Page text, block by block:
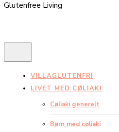
Glutenfree Living
VILLAGLUTENFRI
LIVET MED CØLIAKI
Cøliaki generelt
Børn med cøliaki